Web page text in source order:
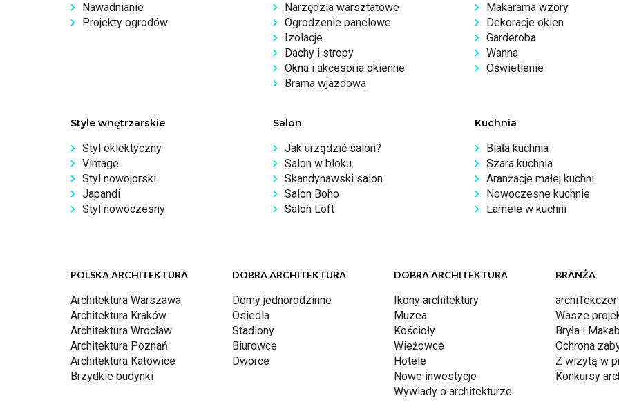
Nawadnianie
Projekty ogrodów
Narzędzia warsztatowe
Ogrodzenie panelowe
Izolacje
Dachy i stropy
Okna i akcesoria okienne
Brama wjazdowa
Makarama wzory
Dekoracje okien
Garderoba
Wanna
Oświetlenie
Style wnętrzarskie
Styl eklektyczny
Vintage
Styl nowojorski
Japandi
Styl nowoczesny
Salon
Jak urządzić salon?
Salon w bloku
Skandynawski salon
Salon Boho
Salon Loft
Kuchnia
Biała kuchnia
Szara kuchnia
Aranżacje małej kuchni
Nowoczesne kuchnie
Lamele w kuchni
POLSKA ARCHITEKTURA
Architektura Warszawa
Architektura Kraków
Architektura Wrocław
Architektura Poznań
Architektura Katowice
Brzydkie budynki
DOBRA ARCHITEKTURA
Domy jednorodzinne
Osiedla
Stadiony
Biurowce
Dworce
DOBRA ARCHITEKTURA
Ikony architektury
Muzea
Kościoły
Wieżowce
Hotele
Nowe inwestycje
Wywiady o architekturze
BRANŻA
Wasze
Bryła i
Ochrona
Z wizytą w
Konkursy